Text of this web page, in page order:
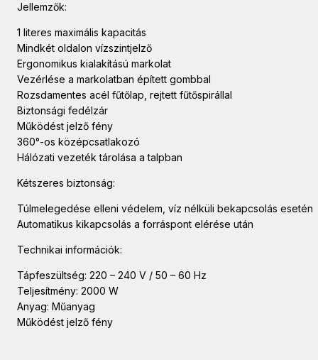
Jellemzők:
1 literes maximális kapacitás
Mindkét oldalon vízszintjelző
Ergonomikus kialakítású markolat
Vezérlése a markolatban épített gombbal
Rozsdamentes acél fűtőlap, rejtett fűtőspirállal
Biztonsági fedélzár
Működést jelző fény
360°-os középcsatlakozó
Hálózati vezeték tárolása a talpban
Kétszeres biztonság:
Túlmelegedése elleni védelem, víz nélküli bekapcsolás esetén
Automatikus kikapcsolás a forráspont elérése után
Technikai információk:
Tápfeszültség: 220 – 240 V / 50 – 60 Hz
Teljesítmény: 2000 W
Anyag: Műanyag
Működést jelző fény